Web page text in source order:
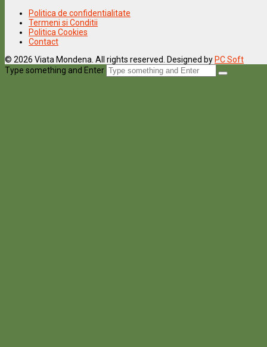
Politica de confidentialitate
Termeni si Conditii
Politica Cookies
Contact
© 2026 Viata Mondena. All rights reserved. Designed by PC Soft
Type something and Enter